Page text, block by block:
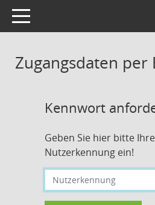
Toggle navigation
Zugangsdaten per
Kennwort
Geben Sie hier bitte Ihre
Nutzerkennung ein!